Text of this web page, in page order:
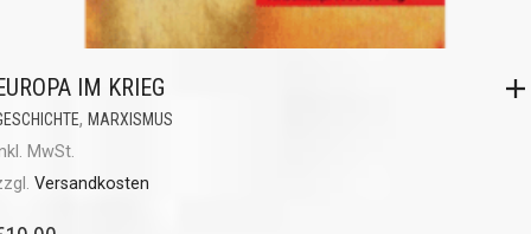
IM KRIEG
, MARXISMUS
MwSt.
Versandkosten